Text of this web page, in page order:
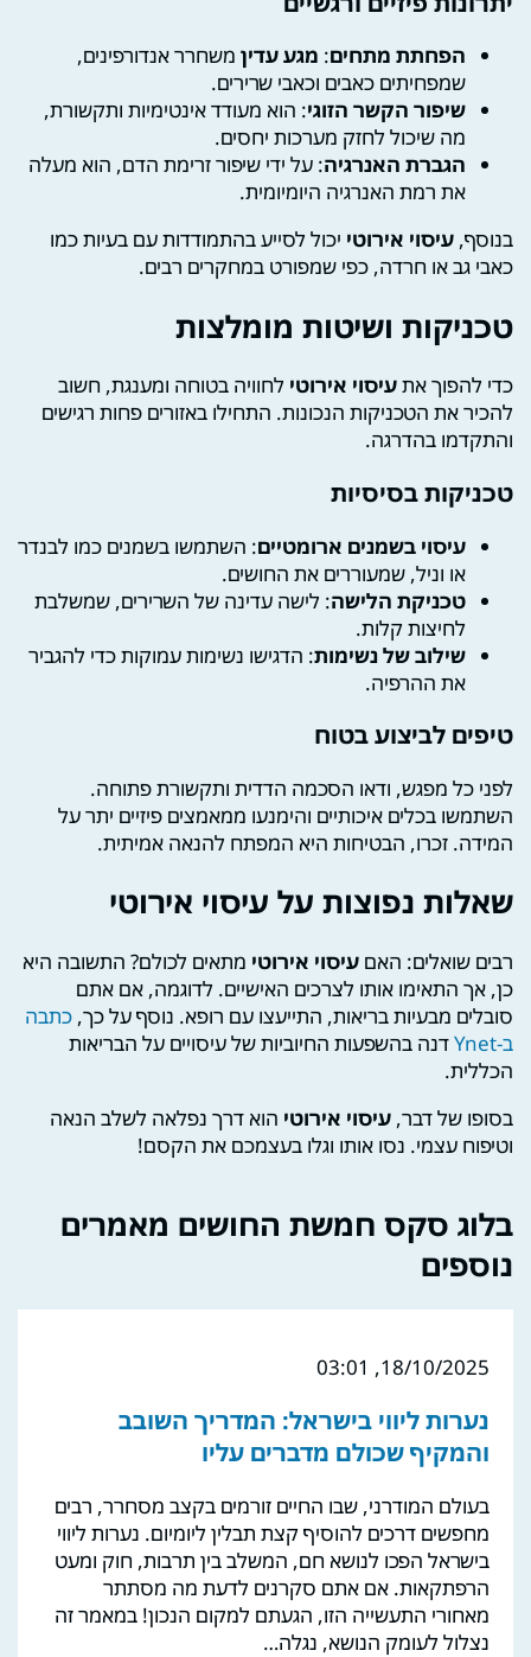
הפחתת מתחים: מגע עדין משחרר אנדורפינים,
שמפחיתים כאבים וכאבי שרירים.
שיפור הקשר הזוגי: הוא מעודד אינטימיות ותקשורת,
מה שיכול לחזק מערכות יחסים.
הגברת האנרגיה: על ידי שיפור זרימת הדם, הוא מעלה
את רמת האנרגיה היומיומית.
בנוסף, עיסוי אירוטי יכול לסייע בהתמודדות עם בעיות כמו
כאבי גב או חרדה, כפי שמפורט במחקרים רבים.
טכניקות ושיטות מומלצות
כדי להפוך אתעיסוי אירוטי לחוויה בטוחה ומענגת, חשוב
להכיר את הטכניקות הנכונות. התחילו באזורים פחות רגישים
והתקדמו בהדרגה.
טכניקות בסיסיות
עיסוי בשמנים ארומטיים: השתמשו בשמנים כמו לבנדר
או וניל, שמעוררים את החושים.
טכניקת הלישה: לישה עדינה של השרירים, שמשלבת
לחיצות קלות.
שילוב של נשימות: הדגישו נשימות עמוקות כדי להגביר
את ההרפיה.
טיפים לביצוע בטוח
לפני כל מפגש, ודאו הסכמה הדדית ותקשורת פתוחה.
השתמשו בכלים איכותיים והימנעו ממאמצים פיזיים יתר על
המידה. זכרו, הבטיחות היא המפתח להנאה אמיתית.
שאלות נפוצות על עיסוי אירוטי
רבים שואלים: האם עיסוי אירוטי מתאים לכולם? התשובה היא
כן, אך התאימו אותו לצרכים האישיים. לדוגמה, אם אתם
סובלים מבעיות בריאות, התייעצו עם רופא. נוסף על כך, כתבה
ב-Ynet
דנה בהשפעות החיוביות של עיסויים על הבריאות
הכללית.
בסופו של דבר, עיסוי אירוטי הוא דרך נפלאה לשלב הנאה
וטיפוח עצמי. נסו אותו וגלו בעצמכם את הקסם!
בלוג סקס חמשת החושים מאמרים
נוספים
18/10/2025, 03:01
נערות ליווי בישראל: המדריך השובב
והמקיף שכולם מדברים עליו
בעולם המודרני, שבו החיים זורמים בקצב מסחרר, רבים
מחפשים דרכים להוסיף קצת תבלין ליומיום. נערות ליווי
בישראל הפכו לנושא חם, המשלב בין תרבות, חוק ומעט
הרפתקאות. אם אתם סקרנים לדעת מה מסתתר
מאחורי התעשייה הזו, הגעתם למקום הנכון! במאמר זה
נצלול לעומק הנושא, נגלה…